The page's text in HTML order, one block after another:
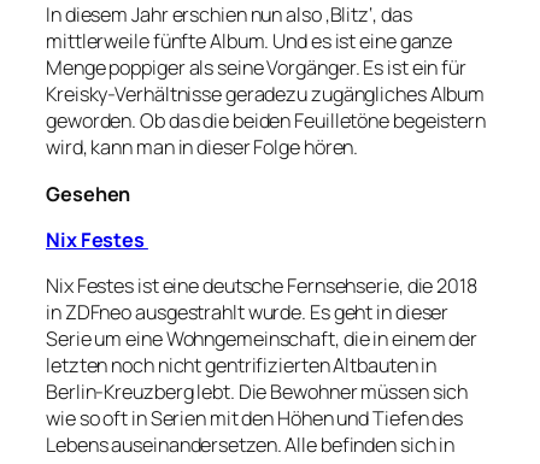
In diesem Jahr erschien nun also ‚Blitz‘, das
mittlerweile fünfte Album. Und es ist eine ganze
Menge poppiger als seine Vorgänger. Es ist ein für
Kreisky-Verhältnisse geradezu zugängliches Album
geworden. Ob das die beiden Feuilletöne begeistern
wird, kann man in dieser Folge hören.
Gesehen
Nix Festes
Nix Festes ist eine deutsche Fernsehserie, die 2018
in ZDFneo ausgestrahlt wurde. Es geht in dieser
Serie um eine Wohngemeinschaft, die in einem der
letzten noch nicht gentrifizierten Altbauten in
Berlin-Kreuzberg lebt. Die Bewohner müssen sich
wie so oft in Serien mit den Höhen und Tiefen des
Lebens auseinandersetzen. Alle befinden sich in